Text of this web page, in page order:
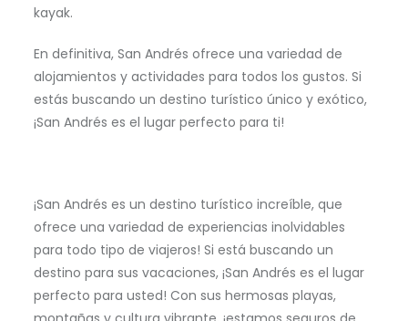
kayak.
En definitiva, San Andrés ofrece una variedad de
alojamientos y actividades para todos los gustos. Si
estás buscando un destino turístico único y exótico,
¡San Andrés es el lugar perfecto para ti!
¡San Andrés es un destino turístico increíble, que
ofrece una variedad de experiencias inolvidables
para todo tipo de viajeros! Si está buscando un
destino para sus vacaciones, ¡San Andrés es el lugar
perfecto para usted! Con sus hermosas playas,